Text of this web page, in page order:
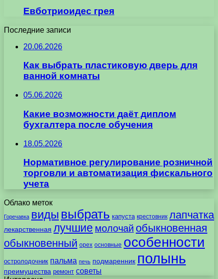
Евботриоидес грея
Последние записи
20.06.2026
Как выбрать пластиковую дверь для
ванной комнаты
05.06.2026
Какие возможности даёт диплом
бухгалтера после обучения
18.05.2026
Нормативное регулирование розничной
торговли и автоматизация фискального
учета
Облако меток
Горечавка виды выбрать капуста крестовник лапчатка
лекарственная лучшие молочай обыкновенная
обыкновенный орех основные особенности
остролодочник пальма печь подмаренник полынь
преимущества ремонт советы